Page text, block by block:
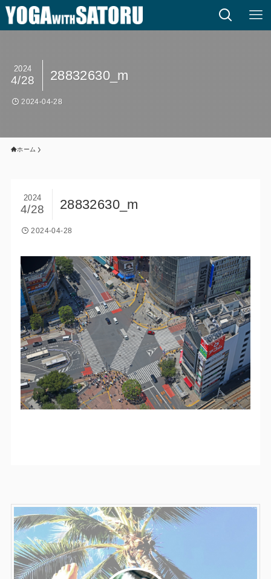
28832630_m
2024
4/28
2024-04-28
ホーム
28832630_m
2024
4/28
2024-04-28